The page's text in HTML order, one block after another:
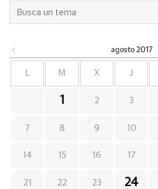
agosto 2017
L M X J
1 2 3
7 8 9 10
14 15 16 17
21 22 23 24